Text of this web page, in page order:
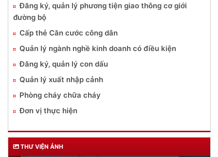
Đăng ký, quản lý phương tiện giao thông cơ giới
đường bộ
Cấp thẻ Căn cước công dân
Quản lý ngành nghề kinh doanh có điều kiện
Đăng ký, quản lý con dấu
Quản lý xuất nhập cảnh
Phòng cháy chữa cháy
Đơn vị thực hiện
THƯ VIỆN ẢNH